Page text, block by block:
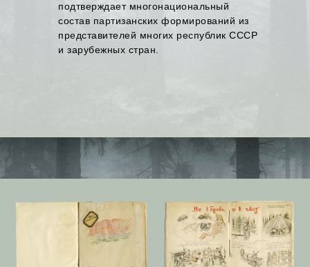
подтверждает многонациональный
состав партизанских формирований из
представителей многих республик СССР
и зарубежных стран.